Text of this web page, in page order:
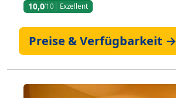
10,0/10 Exzellent
Preise & Verfügbarkeit →